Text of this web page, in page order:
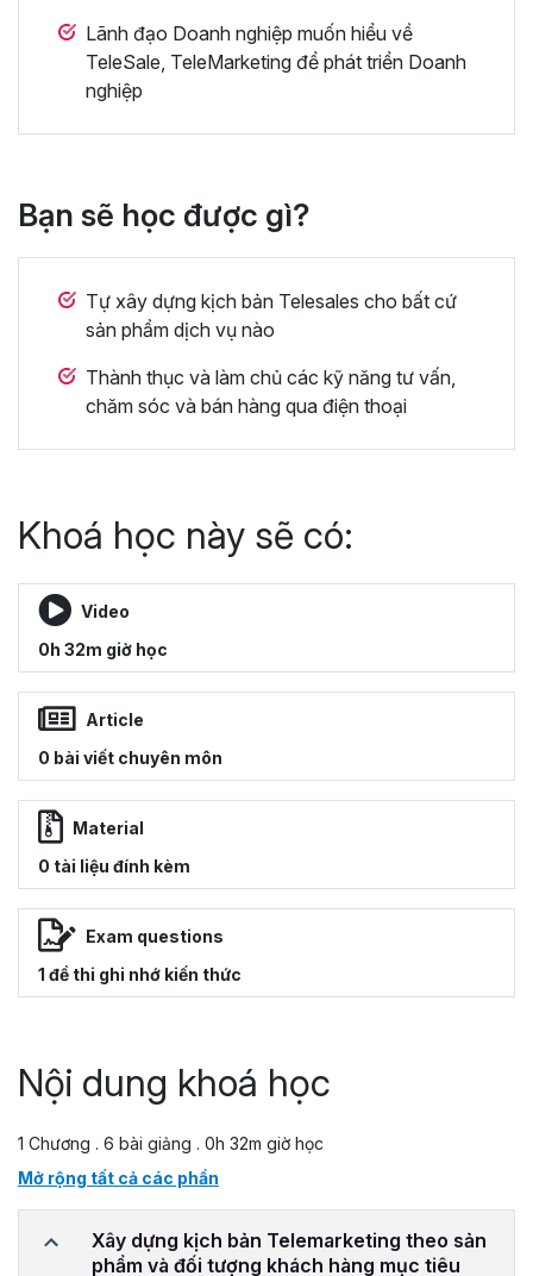
Lãnh đạo Doanh nghiệp muốn hiểu về
TeleSale, TeleMarketing để phát triển Doanh
nghiệp
Bạn sẽ học được gì?
Tự xây dựng kịch bản Telesales cho bất cứ
sản phẩm dịch vụ nào
Thành thục và làm chủ các kỹ năng tư vấn,
chăm sóc và bán hàng qua điện thoại
Khoá học này sẽ có:
Video
0h 32m giờ học
Article
0 bài viết chuyên môn
Material
0 tài liệu đính kèm
Exam questions
1 đề thi ghi nhớ kiến thức
Nội dung khoá học
1 Chương . 6 bài giảng . 0h 32m giờ học
Mở rộng tất cả các phần
Xây dựng kịch bản Telemarketing theo sản
phẩm và đối tượng khách hàng mục tiêu